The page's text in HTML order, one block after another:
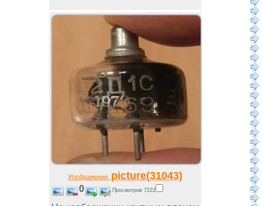
Изображениеpicture(31043)
0 Просмотров 7222